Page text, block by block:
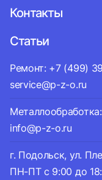
Контакты
Статьи
Ремонт: +7 (499)
service@p-z-o.ru
info@p-z-o.ru
г. Подольск, ул.
ПН-ПТ с 9:00 до